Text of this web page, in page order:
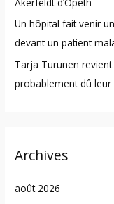
Un hôpital fait venir
devant un patient
Tarja Turunen revient
probablement dû leur
Archives
août 2026